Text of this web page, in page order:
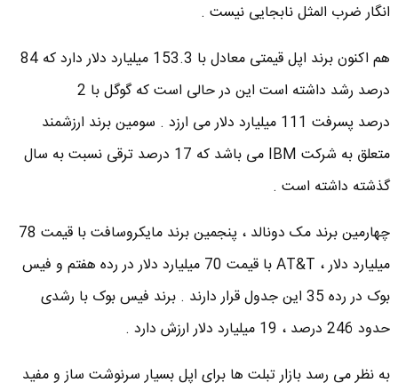
انگار ضرب المثل نابجایی نیست .
هم اکنون برند اپل قیمتی معادل با 153.3 میلیارد دلار دارد که 84
درصد رشد داشته است این در حالی است که گوگل با 2
درصد پسرفت 111 میلیارد دلار می ارزد . سومین برند ارزشمند
متعلق به شرکت IBM می باشد که 17 درصد ترقی نسبت به سال
گذشته داشته است .
چهارمین برند مک دونالد ، پنجمین برند مایکروسافت با قیمت 78
میلیارد دلار ، AT&T با قیمت 70 میلیارد دلار در رده هفتم و فیس
بوک در رده 35 این جدول قرار دارند . برند فیس بوک با رشدی
حدود 246 درصد ، 19 میلیارد دلار ارزش دارد .
به نظر می رسد بازار تبلت ها برای اپل بسیار سرنوشت ساز و مفید